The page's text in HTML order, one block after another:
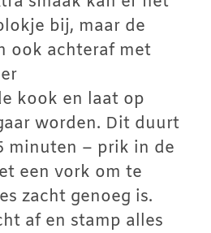
bij, maar de
ook achteraf met
kook en laat op
worden. Dit duurt
minuten – prik in de
een vork om te
zacht genoeg is.
af en stamp alles